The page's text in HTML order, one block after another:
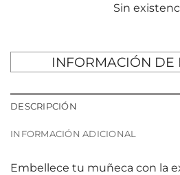
Sin
INFORMACIÓN DE
DESCRIPCIÓN
INFORMACIÓN ADICIONAL
Embellece tu muñeca con la